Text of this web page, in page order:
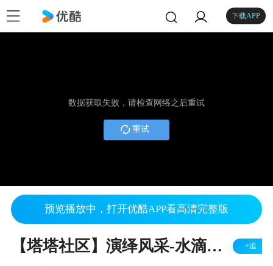
下载APP
数据获取失败，请检查网络之后重试
重试
预览播放中，打开优酷APP看高清完整版
【塔塔社区】演绎风采-水滴生日晚会 +追